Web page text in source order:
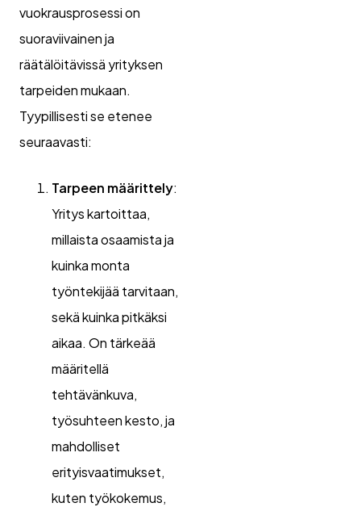
vuokrausprosessi on
suoraviivainen ja
räätälöitävissä yrityksen
tarpeiden mukaan.
Tyypillisesti se etenee
seuraavasti:
Tarpeen määrittely:
Yritys kartoittaa,
millaista osaamista ja
kuinka monta
työntekijää tarvitaan,
sekä kuinka pitkäksi
aikaa. On tärkeää
määritellä
tehtävänkuva,
työsuhteen kesto, ja
mahdolliset
erityisvaatimukset,
kuten työkokemus,